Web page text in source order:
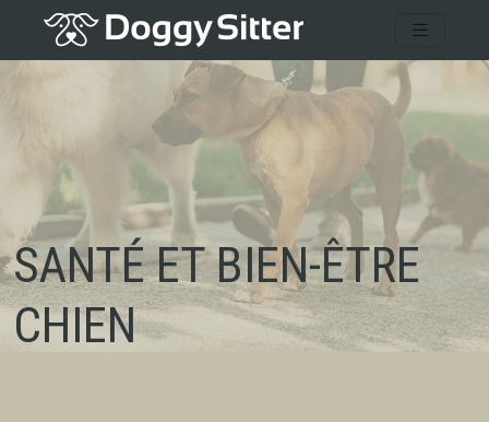
SANTÉ ET BIEN-ÊTRE
CHIEN